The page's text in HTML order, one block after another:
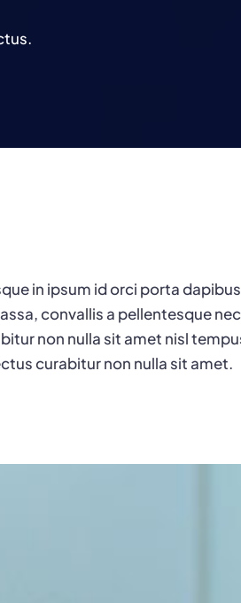
in ipsum id orci porta
convallis a pellentesque
non nulla sit amet nisl
curabitur non nulla sit amet.